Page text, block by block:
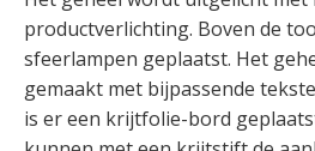
productverlichting. Boven de
sfeerlampen geplaatst. Het
gemaakt met bijpassende
is er een krijtfolie-bord